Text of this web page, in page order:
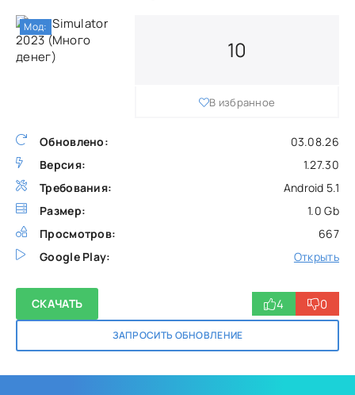
Обновлено:
03.08.26
Версия:
1.27.30
Требования:
Android 5.1
Размер:
1.0 Gb
Просмотров:
667
Google Play:
Открыть
10
В избранное
СКАЧАТЬ
ЗАПРОСИТЬ ОБНОВЛЕНИЕ
4 0
Мод: